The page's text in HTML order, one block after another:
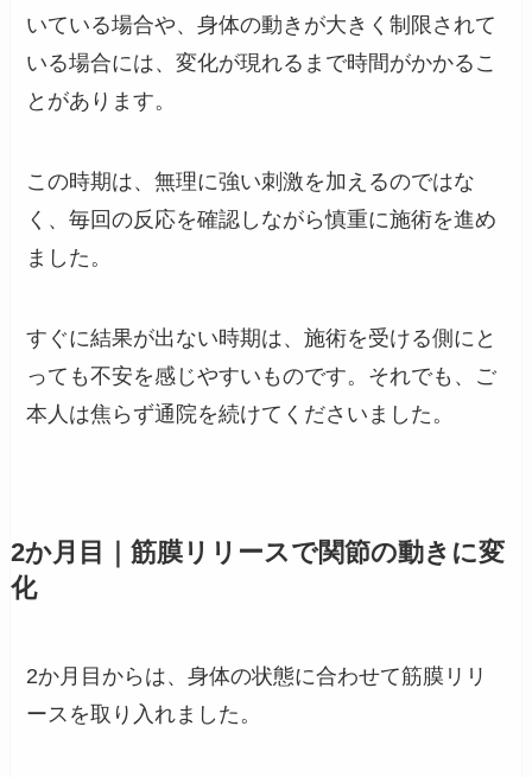
いている場合や、身体の動きが大きく制限されて
いる場合には、変化が現れるまで時間がかかるこ
とがあります。
この時期は、無理に強い刺激を加えるのではな
く、毎回の反応を確認しながら慎重に施術を進め
ました。
すぐに結果が出ない時期は、施術を受ける側にと
っても不安を感じやすいものです。それでも、ご
本人は焦らず通院を続けてくださいました。
2か月目｜筋膜リリースで関節の動きに変
化
2か月目からは、身体の状態に合わせて筋膜リリ
ースを取り入れました。